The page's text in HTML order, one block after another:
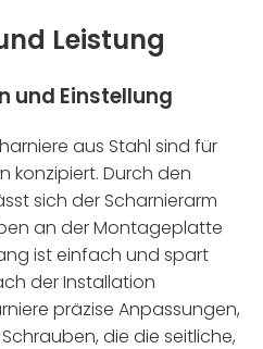
Leistung
und Einstellung
aus Stahl sind für
konzipiert. Durch den
sich der Scharnierarm
an der Montageplatte
ist einfach und spart
der Installation
präzise Anpassungen,
die die seitliche,